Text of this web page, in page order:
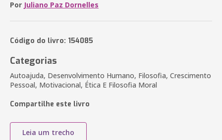
Por Juliano Paz Dornelles
Código do livro: 154085
Categorias
Autoajuda, Desenvolvimento Humano, Filosofia, Crescimento
Pessoal, Motivacional, Ética E Filosofia Moral
Compartilhe este livro
Leia um trecho